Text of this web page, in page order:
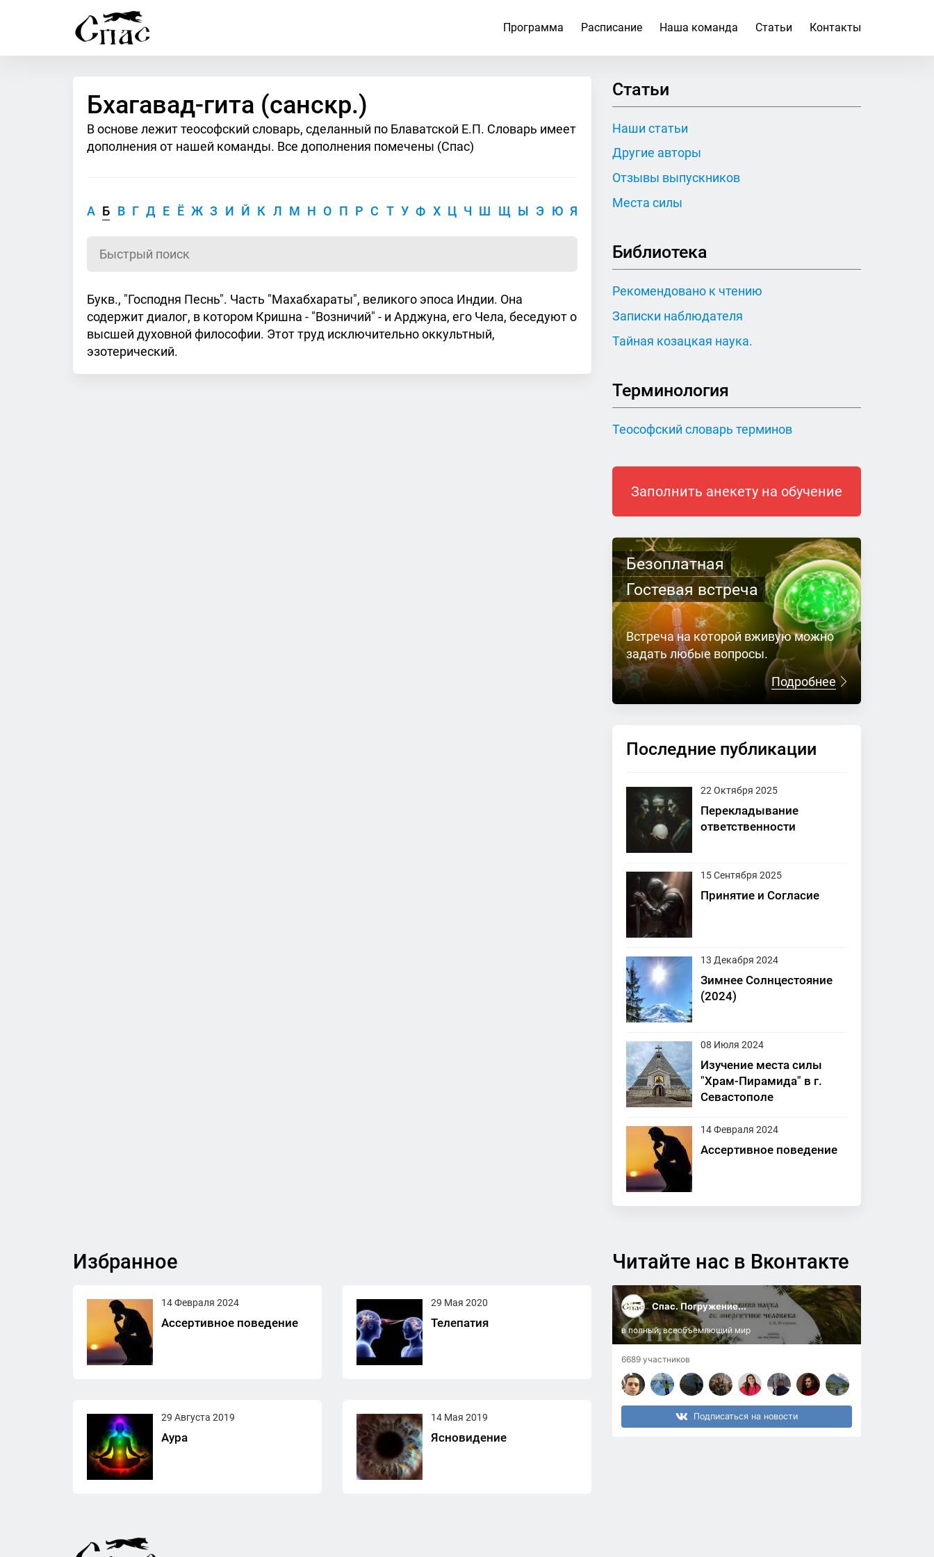
Программа Расписание Наша команда Статьи Контакты
Бхагавад-гита (санскр.)
В основе лежит теософский словарь, сделанный по Блаватской Е.П. Словарь имеет
дополнения от нашей команды. Все дополнения помечены (Спас)
А Б В Г Д Е Ё Ж З И Й К Л М Н О П Р С Т У Ф Х Ц Ч Ш Щ Ы Э Ю Я
Букв., "Господня Песнь". Часть "Махабхараты", великого эпоса Индии. Она
содержит диалог, в котором Кришна - "Возничий" - и Арджуна, его Чела, беседуют о
высшей духовной философии. Этот труд исключительно оккультный,
эзотерический.
Статьи
Наши статьи
Другие авторы
Отзывы выпускников
Места силы
Библиотека
Рекомендовано к чтению
Записки наблюдателя
Тайная козацкая наука.
Терминология
Теософский словарь терминов
Заполнить анекету на обучение
Безоплатная
Гостевая встреча
Встреча на которой вживую можно
задать любые вопросы.
Подробнее
Последние публикации
22 Октября 2025
Перекладывание
ответственности
15 Сентября 2025
Принятие и Согласие
13 Декабря 2024
Зимнее Солнцестояние
(2024)
08 Июля 2024
Изучение места силы
"Храм-Пирамида" в г.
Севастополе
14 Февраля 2024
Ассертивное поведение
Избранное
14 Февраля 2024
Ассертивное поведение
29 Мая 2020
Телепатия
29 Августа 2019
Аура
14 Мая 2019
Ясновидение
Читайте нас в Вконтакте
Спас. Погружение...
в полный, всеобъемлющий мир
6689 участников
Подписаться на новости